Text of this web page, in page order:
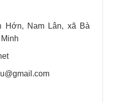
Hớn, Nam Lân, xã Bà